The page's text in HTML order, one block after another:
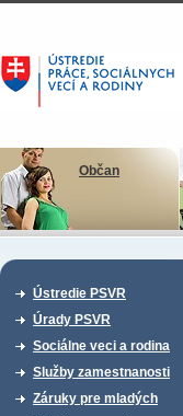
Občan
Ústredie PSVR
Úrady PSVR
Sociálne veci a rodina
Služby zamestnanosti
Záruky pre mladých